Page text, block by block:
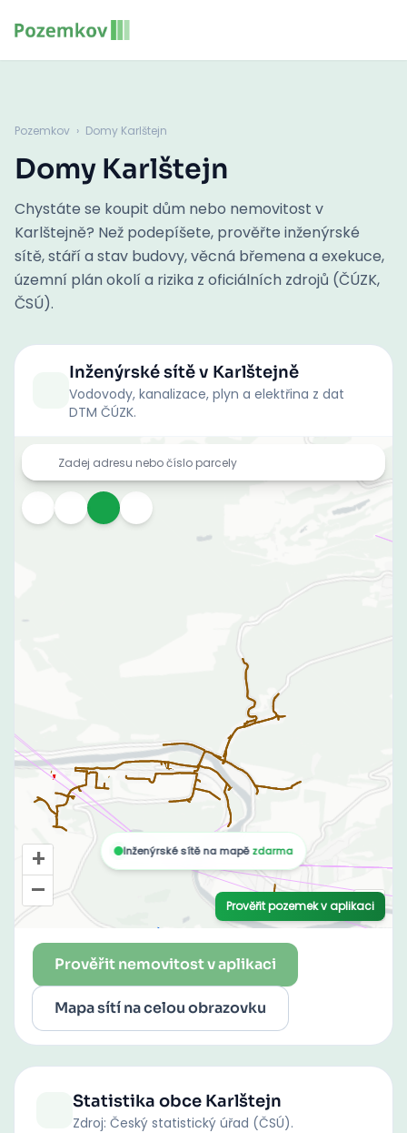
Pozemkov › Domy Karlštejn
Domy Karlštejn
Chystáte se koupit dům nebo nemovitost v
Karlštejně? Než podepíšete, prověřte inženýrské
sítě, stáří a stav budovy, věcná břemena a exekuce,
územní plán okolí a rizika z oficiálních zdrojů (ČÚZK,
ČSÚ).
Inženýrské sítěv Karlštejně
Vodovody, kanalizace, plyn a elektřina z dat
DTM ČÚZK.
Prověřit nemovitost v aplikaci
Mapa sítí na celou obrazovku
Statistika obce Karlštejn
Zdroj: Český statistický úřad (ČSÚ).